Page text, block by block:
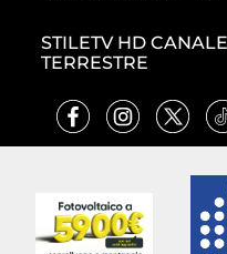
STILETV HD
TERRESTRE